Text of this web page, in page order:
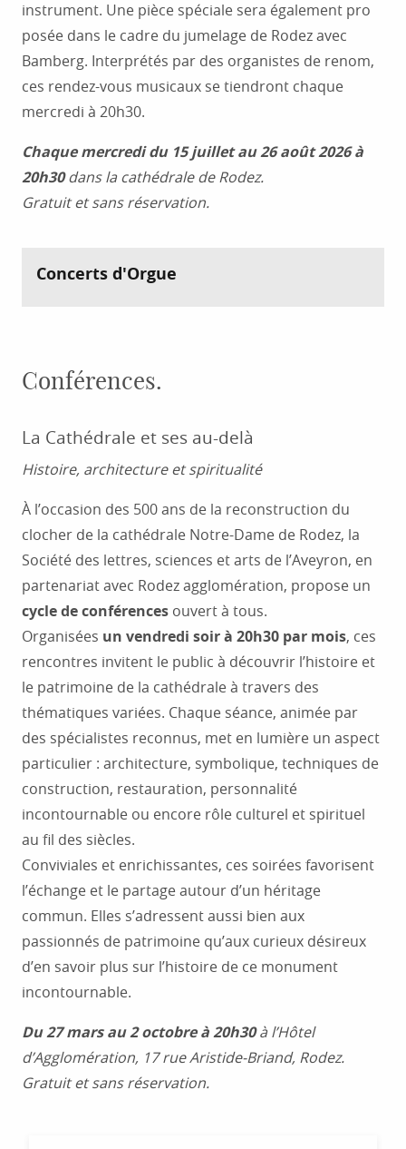
instrument. Une pièce spéciale sera également pro
posée dans le cadre du jumelage de Rodez avec
Bamberg. Interprétés par des organistes de renom,
ces rendez-vous musicaux se tiendront chaque
mercredi à 20h30.
Chaque mercredi du 15 juillet au 26 août 2026 à
20h30dans la cathédrale de Rodez.
Gratuit et sans réservation.
Concerts d'Orgue
Conférences.
La Cathédrale et ses au-delà
Histoire, architecture et spiritualité
À l’occasion des 500 ans de la reconstruction du
clocher de la cathédrale Notre-Dame de Rodez, la
Société des lettres, sciences et arts de l’Aveyron, en
partenariat avec Rodez agglomération, propose un
cycle de conférences ouvert à tous.
Organisées un vendredi soir à 20h30 par mois, ces
rencontres invitent le public à découvrir l’histoire et
le patrimoine de la cathédrale à travers des
thématiques variées. Chaque séance, animée par
des spécialistes reconnus, met en lumière un aspect
particulier : architecture, symbolique, techniques de
construction, restauration, personnalité
incontournable ou encore rôle culturel et spirituel
au fil des siècles.
Conviviales et enrichissantes, ces soirées favorisent
l’échange et le partage autour d’un héritage
commun. Elles s’adressent aussi bien aux
passionnés de patrimoine qu’aux curieux désireux
d’en savoir plus sur l’histoire de ce monument
incontournable.
Du 27 mars au 2 octobre à 20h30à l’Hôtel
d’Agglomération, 17 rue Aristide-Briand, Rodez.
Gratuit et sans réservation.